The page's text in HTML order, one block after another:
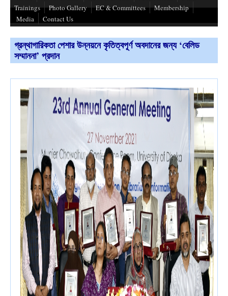
Trainings
Photo Gallery EC & Committees
Membership
Media
Contact Us
গ্রন্থাগারিকতা পেশার উন্নয়নে কৃতিত্বপূর্ণ অবদানের জন্য ‘বেলিড
সম্মাননা’ প্রদান